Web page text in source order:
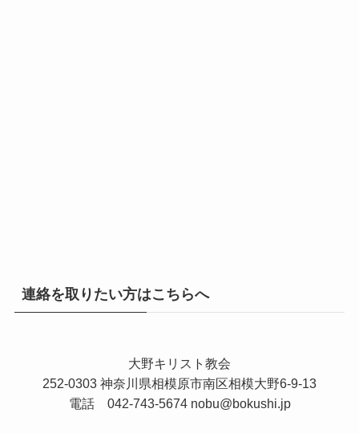
連絡を取りたい方はこちらへ
大野キリスト教会
252-0303 神奈川県相模原市南区相模大野6-9-13
電話 042-743-5674nobu@bokushi.jp